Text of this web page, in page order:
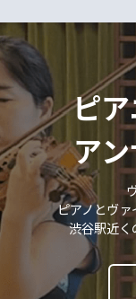
ピ
ア
ピアノとヴ
渋谷駅近く